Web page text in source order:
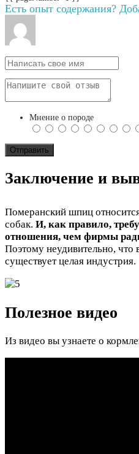
Есть опыт содержания?
Мнение о породе
Заключение и
Померанский шпиц
собак. И, как правило,
отношения, чем фирмы
Поэтому неудивительно, что
существует целая индустрия.
Полезное видео
Из видео вы узнаете о